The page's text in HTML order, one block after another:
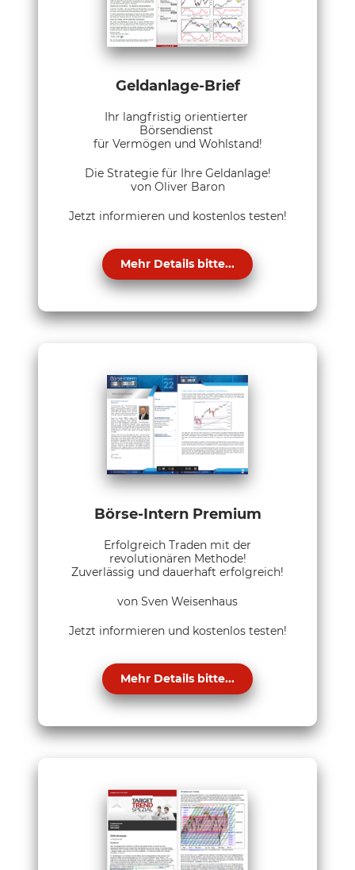
Geldanlage-Brief
Ihr langfristig orientierter
Börsendienst
für Vermögen und Wohlstand!
Die Strategie für Ihre Geldanlage!
von Oliver Baron
Jetzt informieren und kostenlos testen!
Mehr Details bitte...
Börse-Intern Premium
Erfolgreich Traden mit der
revolutionären Methode!
Zuverlässig und dauerhaft erfolgreich!
von Sven Weisenhaus
Jetzt informieren und kostenlos testen!
Mehr Details bitte...